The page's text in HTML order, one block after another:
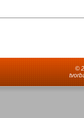
©